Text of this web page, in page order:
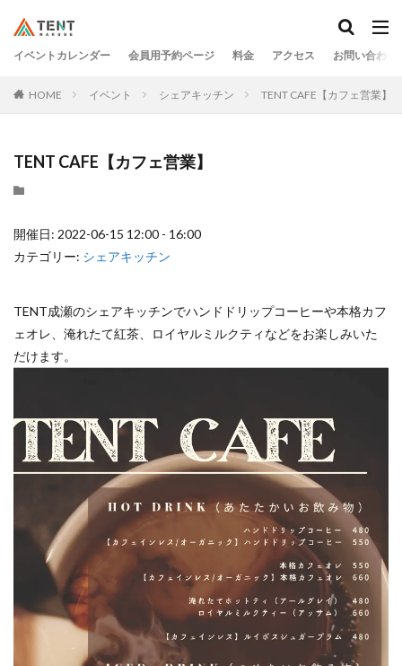
イベントカレンダー 会員用予約ページ 料金 アクセス お問い合わせ
HOME イベント シェアキッチン TENT CAFE【カフェ営業】
TENT CAFE【カフェ営業】
開催日: 2022-06-15 12:00 - 16:00
カテゴリー: シェアキッチン
TENT成瀬のシェアキッチンでハンドドリップコーヒーや本格カフ
ェオレ、淹れたて紅茶、ロイヤルミルクティなどをお楽しみいた
だけます。